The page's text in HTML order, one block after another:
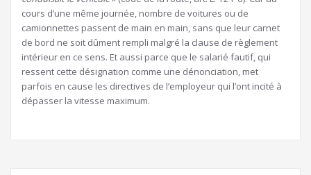
cours d’une même journée, nombre de voitures ou de
camionnettes passent de main en main, sans que leur carnet
de bord ne soit dûment rempli malgré la clause de règlement
intérieur en ce sens. Et aussi parce que le salarié fautif, qui
ressent cette désignation comme une dénonciation, met
parfois en cause les directives de l’employeur qui l’ont incité à
dépasser la vitesse maximum.